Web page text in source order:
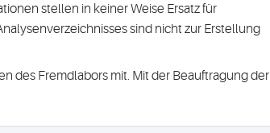
stellen in keiner Weise Ersatz für
sind nicht zur Erstellung
des Fremdlabors mit. Mit der Beauftragung der